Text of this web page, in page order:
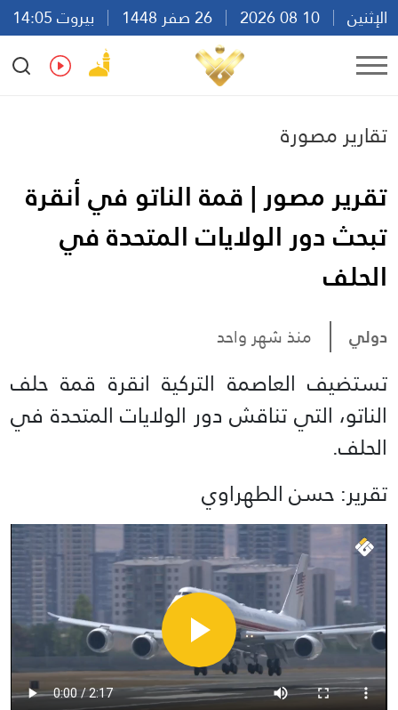
الإثنين
بيروت 14:05
Ar
En Fr Es
تقارير مصورة
تقرير مصور | قمة الناتو في أنقرة
تبحث دور الولايات المتحدة في
الحلف
دولي منذ شهر واحد
تستضيف العاصمة التركية انقرة قمة حلف
الناتو، التي تناقش دور الولايات المتحدة في
الحلف.
تقرير: حسن الطهراوي